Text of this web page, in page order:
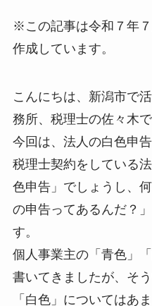
※この記事は令和７年
作成しています。
こんにちは、新潟市で
務所、税理士の佐々木で
今回は、法人の白色申
税理士契約をしている
色申告」でしょうし、
の申告ってあるんだ？
す。
個人事業主の「青色」
書いてきましたが、そ
「白色」についてはあ